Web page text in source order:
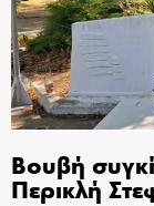
Βουβή
Περικλή